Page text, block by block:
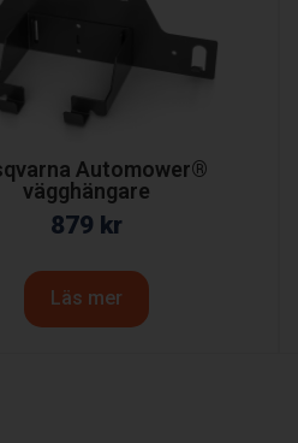
Automower®
vägghängare
879 kr
Läs mer